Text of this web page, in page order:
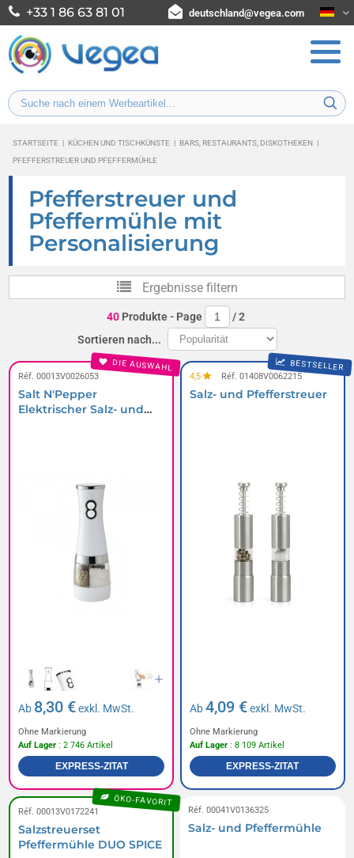
+33 1 86 63 81 01 deutschland@vegea.com
STARTSEITE | KÜCHEN UND TISCHKÜNSTE | BARS, RESTAURANTS, DISKOTHEKEN |
PFEFFERSTREUER UND PFEFFERMÜHLE
Pfefferstreuer und
Pfeffermühle mit
Personalisierung
Ergebnisse filtern
40 Produkte - Page /2
Sortieren nach...
DIE AUSWAHL
Réf. 00013V0026053
Salt N'Pepper
Elektrischer Salz- und
Ab 8,30 €exkl. MwSt.
Ohne Markierung
Auf Lager : 2 746 Artikel
EXPRESS-ZITAT
BESTSELLER
4,5 Réf. 01408V0062215
Salz- und Pfefferstreuer
Ab4,09 €exkl. MwSt.
Ohne Markierung
Auf Lager : 8 109 Artikel
EXPRESS-ZITAT
ÖKO-FAVORIT
Réf. 00013V0172241
Salzstreuerset
Pfeffermühle DUO SPICE
Réf. 00041V0136325
Salz- und Pfeffermühle